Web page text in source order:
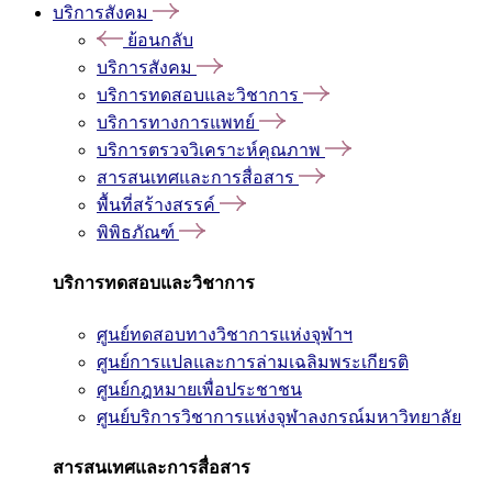
บริการสังคม
ย้อนกลับ
บริการสังคม
บริการทดสอบและวิชาการ
บริการทางการแพทย์
บริการตรวจวิเคราะห์คุณภาพ
สารสนเทศและการสื่อสาร
พื้นที่สร้างสรรค์
พิพิธภัณฑ์
บริการทดสอบและวิชาการ
ศูนย์ทดสอบทางวิชาการแห่งจุฬาฯ
ศูนย์การแปลและการล่ามเฉลิมพระเกียรติ
ศูนย์กฎหมายเพื่อประชาชน
ศูนย์บริการวิชาการแห่งจุฬาลงกรณ์มหาวิทยาลัย
สารสนเทศและการสื่อสาร